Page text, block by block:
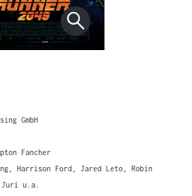
GmbH
Fancher
Harrison Ford, Jared Leto, Robin
Juri u.a.